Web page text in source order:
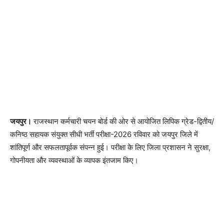
जयपुर। राजस्थान कर्मचारी चयन बोर्ड की ओर से आयोजित लिपिक ग्रेड-द्वितीय/
कनिष्ठ सहायक संयुक्त सीधी भर्ती परीक्षा-2026 रविवार को जयपुर जिले में
शांतिपूर्ण और सफलतापूर्वक संपन्न हुई। परीक्षा के लिए जिला प्रशासन ने सुरक्षा,
गोपनीयता और व्यवस्थाओं के व्यापक इंतजाम किए।